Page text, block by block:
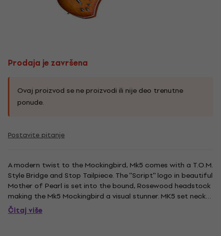
Prodaja je završena
Ovaj proizvod se ne proizvodi ili nije deo trenutne
ponude.
Postavite pitanje
A modern twist to the Mockingbird, Mk5 comes with a T.O.M.
Style Bridge and Stop Tailpiece. The ''Script'' logo in beautiful
Mother of Pearl is set into the bound, Rosewood headstock
making the Mk5 Mockingbird a visual stunner. MK5 set neck
and it beautifully functional heel-less joint, pioneered by B.C.
Rich. - Neck type: Mahogany - Body:...
Čitaj više